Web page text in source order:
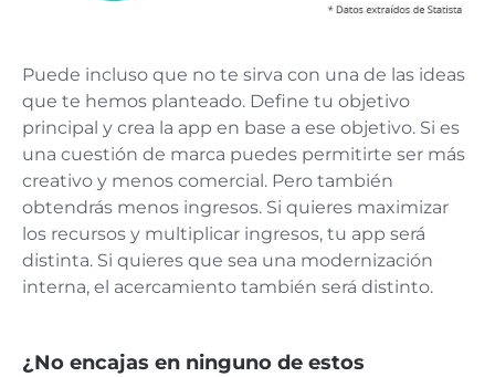
Puede incluso que no te sirva con una de las ideas
que te hemos planteado. Define tu objetivo
principal y crea la app en base a ese objetivo. Si es
una cuestión de marca puedes permitirte ser más
creativo y menos comercial. Pero también
obtendrás menos ingresos. Si quieres maximizar
los recursos y multiplicar ingresos, tu app será
distinta. Si quieres que sea una modernización
interna, el acercamiento también será distinto.
¿No encajas en ninguno de estos